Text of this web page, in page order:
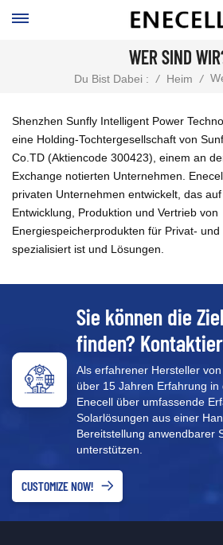
WER SIND
Du Bist Dabei : / Heim /
Shenzhen Sunfly Intelligent Power
eine Holding-Tochtergesellschaft von
Co.TD (Aktiencode 300423), einem an
Exchange notierten Unternehmen.
privaten Unternehmen entwickelt, das
Entwicklung, Produktion und Vertrieb von
Energiespeicherprodukten für Privat-
spezialisiert ist und Lösungen.
Sie können die
finden?
Als erfahrener Hersteller
über 15 Jahren Erfahrung
Enecell über umfassende
Solarlösungen aus einer
Bereitstellung anwendbarer
unterstützen.
CUSTOMIZE NOW!